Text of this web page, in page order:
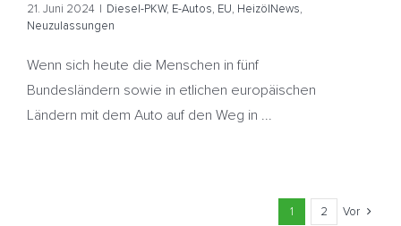
21. Juni 2024 | Diesel-PKW, E-Autos, EU, HeizölNews,
Neuzulassungen
Wenn sich heute die Menschen in fünf
Bundesländern sowie in etlichen europäischen
Ländern mit dem Auto auf den Weg in ...
1 2 Vor